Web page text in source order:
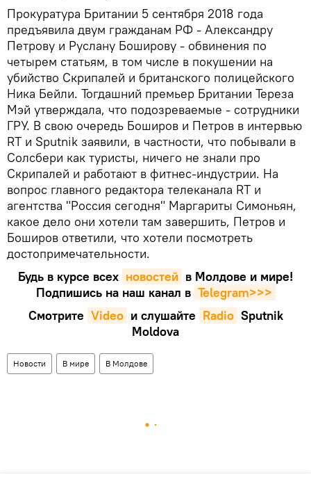
Прокуратура Британии 5 сентября 2018 года
предъявила двум гражданам РФ - Александру
Петрову и Руслану Боширову - обвинения по
четырем статьям, в том числе в покушении на
убийство Скрипалей и британского полицейского
Ника Бейли. Тогдашний премьер Британии Тереза
Мэй утверждала, что подозреваемые - сотрудники
ГРУ. В свою очередь Боширов и Петров в интервью
RT и Sputnik заявили, в частности, что побывали в
Солсбери как туристы, ничего не знали про
Скрипалей и работают в фитнес-индустрии. На
вопрос главного редактора телеканала RT и
агентства "Россия сегодня" Маргариты Симоньян,
какое дело они хотели там завершить, Петров и
Боширов ответили, что хотели посмотреть
достопримечательности.
Будь в курсе всех новостей в Молдове и мире!
Подпишись на наш канал в Telegram>>>
Смотрите Video и слушайте Radio Sputnik
Moldova
Новости В мире В Молдове